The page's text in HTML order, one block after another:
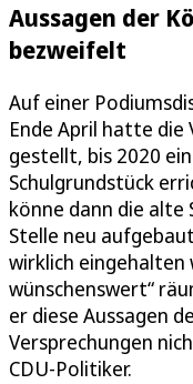
Aussagen der
bezweifelt
Auf einer
Ende April hatte
gestellt, bis 2020
Schulgrundstück
könne dann die alte
Stelle neu
wirklich eingehalten
wünschenswert“
er diese Aussagen
Versprechungen
CDU-Politiker.